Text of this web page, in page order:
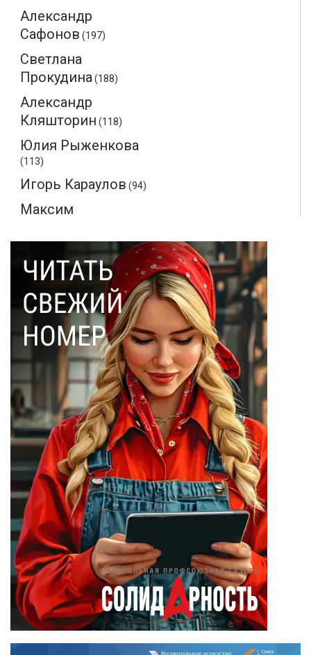
Александр
Сафонов (197)
Светлана
Прокудина (188)
Александр
Кляшторин (118)
Юлия Рыженкова
(113)
Игорь Караулов (94)
Максим
Монте-Кристо(40)
Ольга Соловьева
(28)
Эдмон Дантес(28)
Наталья Кочемина
(23)
Вадим Барабанов
(18)
Дмитрий Чуйков
(18)
Камиль Айсин (18)
Александр
Запесоцкий(16)
Александр
Боданин(15)
Алена Беллис(15)
Александр
Илларионов(14)